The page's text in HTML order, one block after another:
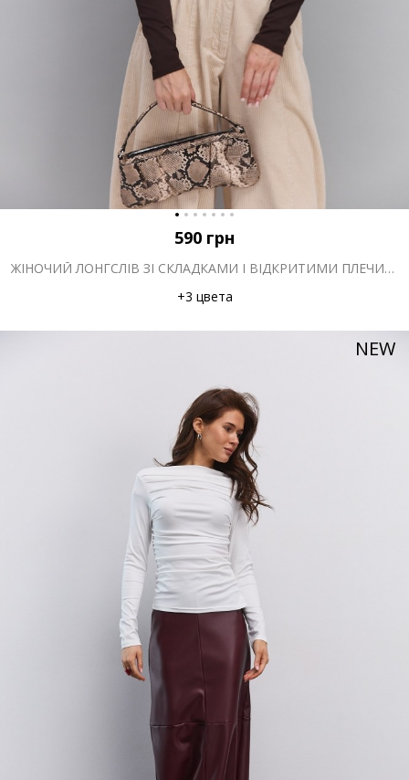
590 грн
ЖІНОЧИЙ ЛОНГСЛІВ ЗІ СКЛАДКАМИ І ВІДКРИТИМИ ПЛЕЧИМА ШОКОЛАДНИЙ
+3 цвета
NEW